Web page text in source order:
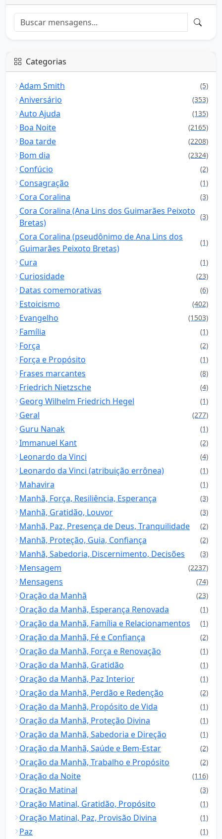
Categorias
Adam Smith (5)
Aniversário (353)
Auto Ajuda (135)
Boa Noite (2165)
Boa tarde (2208)
Bom dia (2324)
Confúcio (2)
Consagração (1)
Cora Coralina (3)
Cora Coralina (Ana Lins dos Guimarães Peixoto
Bretas)
(3)
Cora Coralina (pseudônimo de Ana Lins dos
Guimarães Peixoto Bretas)
(1)
Cura (1)
Curiosidade (23)
Datas comemorativas (6)
Estoicismo (402)
Evangelho (1503)
Família (1)
Força (2)
Força e Propósito (1)
Frases marcantes (8)
Friedrich Nietzsche (4)
Georg Wilhelm Friedrich Hegel (1)
Geral (277)
Guru Nanak (1)
Immanuel Kant (2)
Leonardo da Vinci (4)
Leonardo da Vinci (atribuição errônea) (1)
Mahavira (1)
Manhã, Força, Resiliência, Esperança (3)
Manhã, Gratidão, Louvor (3)
Manhã, Paz, Presença de Deus, Tranquilidade (2)
Manhã, Proteção, Guia, Confiança (2)
Manhã, Sabedoria, Discernimento, Decisões (3)
Mensagem (2237)
Mensagens (74)
Oração da Manhã (23)
Oração da Manhã, Esperança Renovada (1)
Oração da Manhã, Família e Relacionamentos (1)
Oração da Manhã, Fé e Confiança (2)
Oração da Manhã, Força e Renovação (1)
Oração da Manhã, Gratidão (1)
Oração da Manhã, Paz Interior (1)
Oração da Manhã, Perdão e Redenção (2)
Oração da Manhã, Propósito de Vida (1)
Oração da Manhã, Proteção Divina (1)
Oração da Manhã, Sabedoria e Direção (1)
Oração da Manhã, Saúde e Bem-Estar (2)
Oração da Manhã, Trabalho e Propósito (2)
Oração da Noite (116)
Oração Matinal (3)
Oração Matinal, Gratidão, Propósito (1)
Oração Matinal, Paz, Provisão Divina (1)
Paz (1)